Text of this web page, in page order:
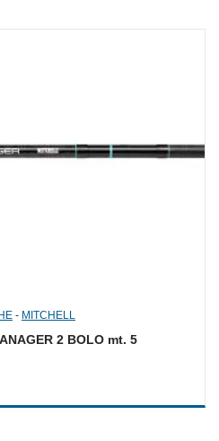
- MITCHELL
2 BOLO mt. 5
69,90 €.
è: 34,95 €.